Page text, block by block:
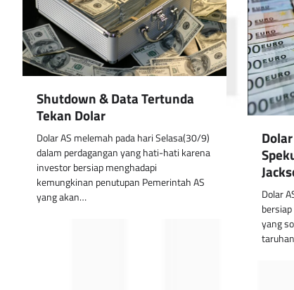
Shutdown & Data Tertunda
Tekan Dolar
Dolar AS melemah pada hari Selasa(30/9)
dalam perdagangan yang hati-hati karena
investor bersiap menghadapi
kemungkinan penutupan Pemerintah AS
yang akan…
Dolar
yang